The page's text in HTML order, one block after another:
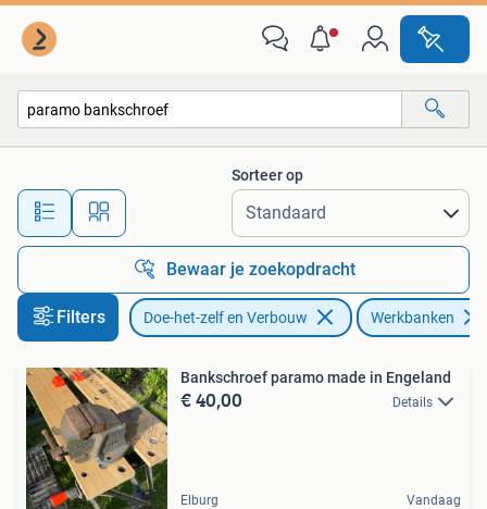
Alle afstanden…
Sorteer op
Bewaar je zoekopdracht
Filters Doe-het-zelf en Verbouw Werkbanken
Bankschroef paramo made in Engeland
€ 40,00 Details
Elburg Vandaag